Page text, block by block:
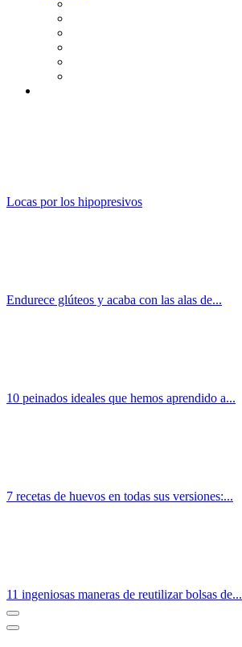
Locas por los hipopresivos
Endurece glúteos y acaba con las alas de...
10 peinados ideales que hemos aprendido a...
7 recetas de huevos en todas sus versiones:...
11 ingeniosas maneras de reutilizar bolsas de...